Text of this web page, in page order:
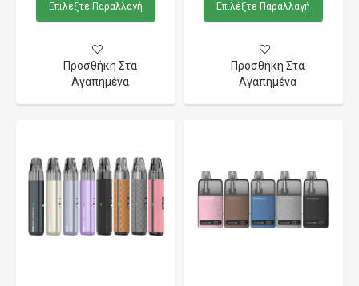
Επιλέξτε Παραλλαγή
Προσθήκη Στα
Αγαπημένα
Επιλέξτε Παραλλαγή
Προσθήκη Στα
Αγαπημένα